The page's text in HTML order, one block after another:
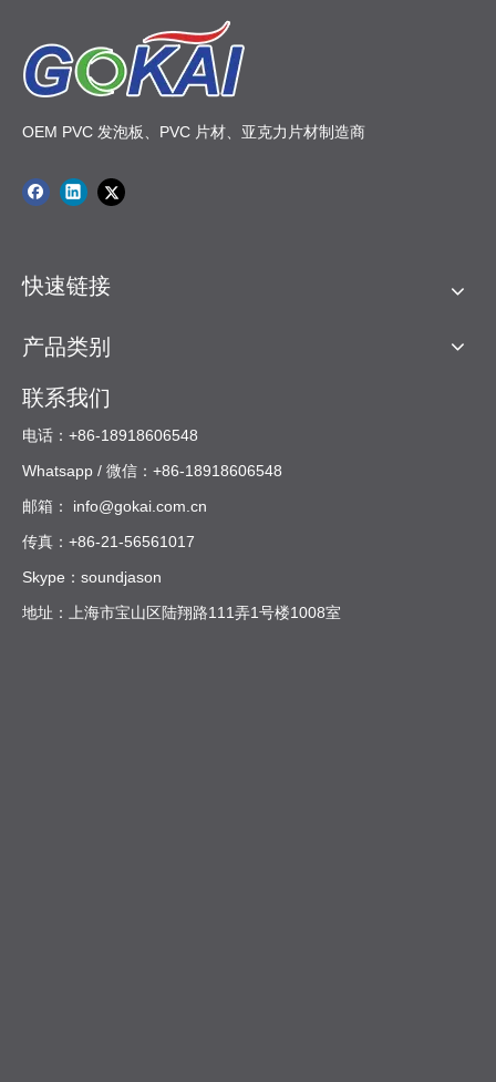
均聚物缩醛之间的差异、关键特性、ESD
及设计和加工的专家技巧。
彩色亚克力板
OEM PVC 发泡板、PVC 片材、亚克力片材制造商
快速链接
产品类别
联系我们
电话：+86-18918606548
Whatsapp / 微信：+86-18918606548
邮箱： info@gokai.com.cn
传真：+86-21-56561017
Skype：soundjason
地址：上海市宝山区陆翔路111弄1号楼1008室